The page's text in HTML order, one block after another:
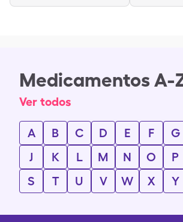
Medicamentos A-
Ver todos
A B C D E F G
J
K L M N O P
S
T U V W X Y